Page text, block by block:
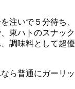
注いで５分待ち、
東ハトのスナック
調味料として超優
ら普通にガーリッ